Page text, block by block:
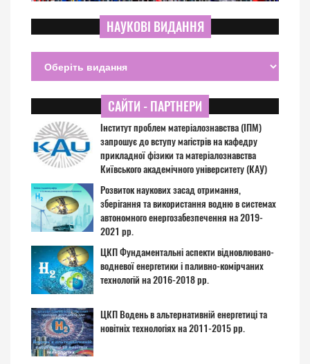
НАУКОВІ ВИДАННЯ
САЙТИ - ПАРТНЕРИ
Інститут проблем матеріалознавства (ІПМ)
запрошує до вступу магістрів на кафедру
прикладної фізики та матеріалознавства
Київського академічного університету (КАУ)
Розвиток наукових засад отримання,
зберігання та використання водню в системах
автономного енергозабезпечення на 2019-
2021 рр.
ЦКП Фундаментальні аспекти відновлювано-
водневої енергетики і паливно-комірчаних
технологій на 2016-2018 рр.
ЦКП Водень в альтернативній енергетиці та
новітніх технологіях на 2011-2015 рр.